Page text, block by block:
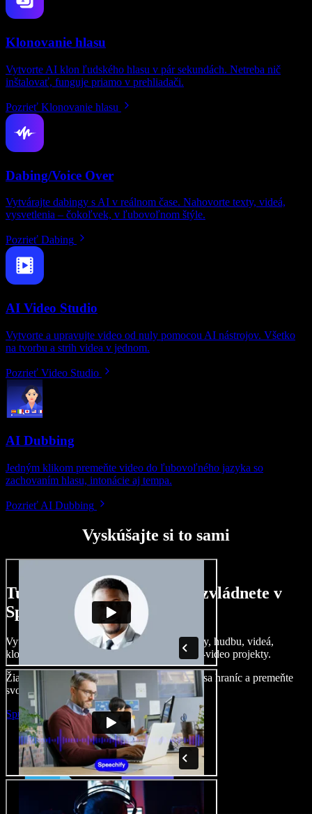
Klonovanie hlasu
Vytvorte AI klon ľudského hlasu v pár sekundách. Netreba nič
inštalovať, funguje priamo v prehliadači.
Pozrieť Klonovanie hlasu
Dabing/Voice Over
Vytvárajte dabingy s AI v reálnom čase. Nahovorte texty, videá,
vysvetlenia – čokoľvek, v ľubovoľnom štýle.
Pozrieť Dabing
AI Video Studio
Vytvorte a upravujte video od nuly pomocou AI nástrojov. Všetko
na tvorbu a strih videa v jednom.
Pozrieť Video Studio
AI Dubbing
Jedným klikom premeňte video do ľubovoľného jazyka so
zachovaním hlasu, intonácie aj tempa.
Pozrieť AI Dubbing
Vyskúšajte si to sami
Tu je malá ukážka toho, čo zvládnete v
Speechify Studio.
Vytvárajte dabingy, pridajte bezplatné obrázky, hudbu, videá,
klonujte svoj hlas – postavíte pôsobivé audio-video projekty.
Žiadne učenie, všetko v prehliadači – zbavte sa hraníc a premeňte
svoje nápady na realitu.
Spustiť Studio